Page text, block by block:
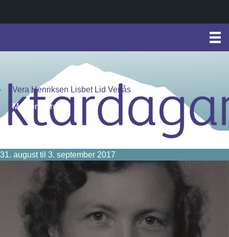
Vera Henriksen Lisbet Lid Venås
Markens grøde
31. august til 3. september 2017